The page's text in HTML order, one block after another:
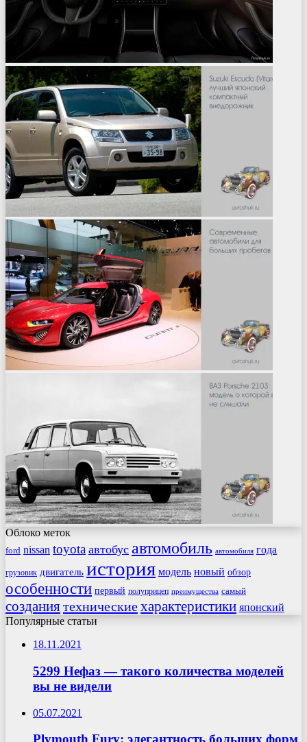
Облоко меток
ford nissan toyota автобус автомобиль автомобиля года
грузовик двигатель история модель новый обзор
особенности первый полуприцеп преимущества самый
созданиятехническиехарактеристики японский
Популярные статьи
18.11.2021
5299 Нефаз — такого количества моделей
вы не видели
05.07.2021
Plymouth Fury: элегантность больших форм